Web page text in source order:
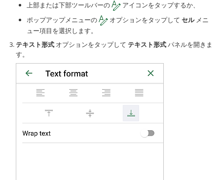
上部または下部ツールバーの
アイコンをタップするか、
ポップアップメニューの
オプションをタップして セルメニ
ュー項目を選択します。
テキスト形式 オプションをタップして テキスト形式パネルを開きま
す。